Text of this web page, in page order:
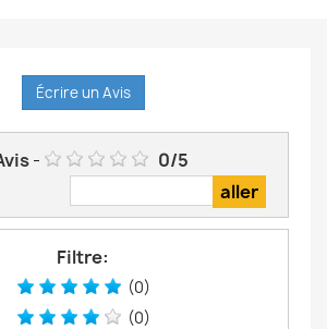
Écrire un Avis
- 0/5
Filtre:
(0)
(0)